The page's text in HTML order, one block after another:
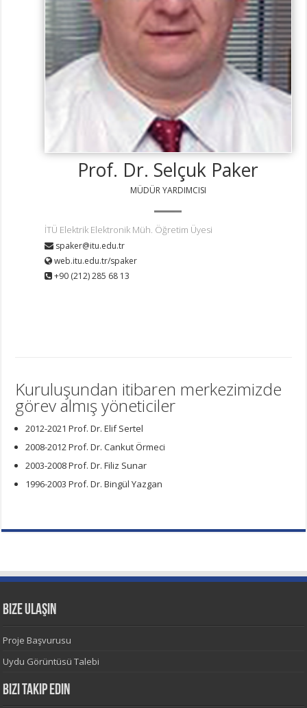
Prof. Dr. Selçuk Paker
MÜDÜR YARDIMCISI
İTÜ Elektrik Elektronik Müh. Öğretim Üyesi
spaker@itu.edu.tr
web.itu.edu.tr/spaker
+90 (212) 285 68 13
Kuruluşundan itibaren merkezimizde
görev almış yöneticiler
2012-2021 Prof. Dr. Elif Sertel
2008-2012 Prof. Dr. Cankut Örmeci
2003-2008 Prof. Dr. Filiz Sunar
1996-2003 Prof. Dr. Bingül Yazgan
Bize Ulaşın
Proje Başvurusu
Uydu Görüntüsü Talebi
Bizi Takip Edin